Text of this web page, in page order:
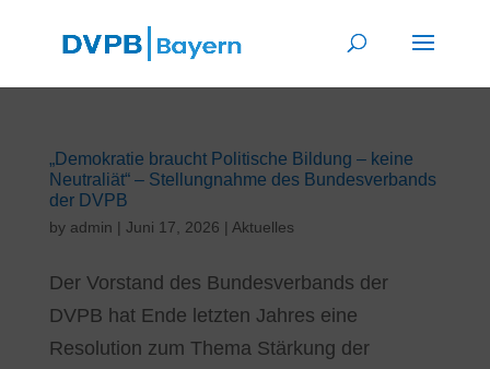
„Demokratie braucht Politische Bildung – keine
Neutraliät“ – Stellungnahme des Bundesverbands
der DVPB
by admin | Juni 17, 2026 | Aktuelles
Der Vorstand des Bundesverbands der
DVPB hat Ende letzten Jahres eine
Resolution zum Thema Stärkung der